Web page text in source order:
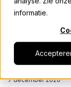
informatie.
Dienstverlening
7 december 2020